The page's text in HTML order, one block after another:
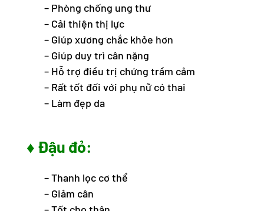
– Phòng chống ung thư
– Cải thiện thị lực
– Giúp xương chắc khỏe hơn
– Giúp duy trì cân nặng
– Hỗ trợ điều trị chứng trầm cảm
– Rất tốt đối với phụ nữ có thai
– Làm đẹp da
♦ Đậu đỏ:
– Thanh lọc cơ thể
– Giảm cân